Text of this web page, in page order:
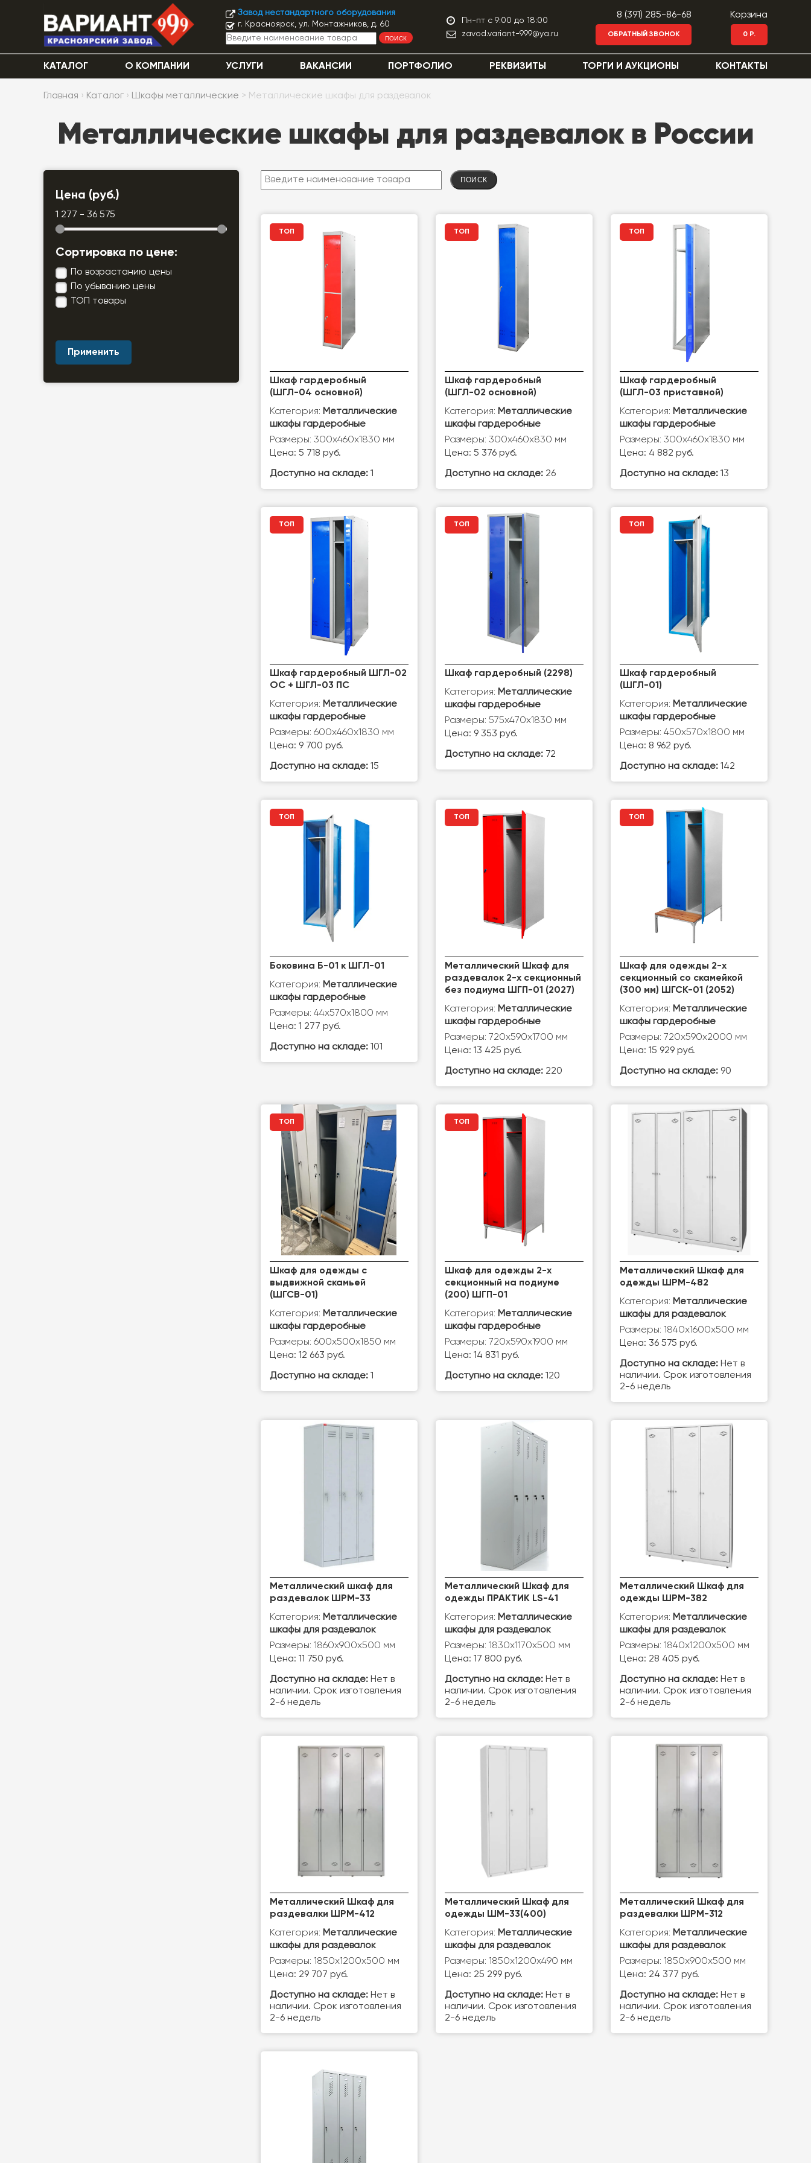
Завод нестандартного оборудования
г. Красноярск, ул. Монтажников, д. 60
ПОИСК
Пн-пт с 9:00 до 18:00
zavod.variant-999@ya.ru
8 (391) 285-86-68
ОБРАТНЫЙ ЗВОНОК
Корзина
0 Р.
КАТАЛОГ О КОМПАНИИ УСЛУГИ ВАКАНСИИ ПОРТФОЛИО РЕКВИЗИТЫ ТОРГИ И АУКЦИОНЫ КОНТАКТЫ
Главная › Каталог › Шкафы металлические > Металлические шкафы для раздевалок
Металлические шкафы для раздевалок в России
Цена (руб.)
1 277 - 36 575
Сортировка по цене:
По возрастанию цены
По убыванию цены
ТОП товары
ПОИСК
ТОП
Шкаф гардеробный
(ШГЛ-04 основной)
Категория: Металлические
шкафы гардеробные
Размеры: 300х460х1830 мм
Цена: 5 718 руб.
Доступно на складе: 1
ТОП
Шкаф гардеробный
(ШГЛ-02 основной)
Категория: Металлические
шкафы гардеробные
Размеры: 300x460x830 мм
Цена: 5 376 руб.
Доступно на складе:26
ТОП
Шкаф гардеробный
(ШГЛ-03 приставной)
Категория: Металлические
шкафы гардеробные
Размеры: 300х460х1830 мм
Цена: 4 882 руб.
Доступно на складе:13
ТОП
Шкаф гардеробный ШГЛ-02
ОС + ШГЛ-03 ПС
Категория: Металлические
шкафы гардеробные
Размеры: 600х460х1830 мм
Цена: 9 700 руб.
Доступно на складе: 15
ТОП
Шкаф гардеробный (2298)
Категория: Металлические
шкафы гардеробные
Размеры: 575х470х1830 мм
Цена: 9 353 руб.
Доступно на складе:72
ТОП
Шкаф гардеробный
(ШГЛ-01)
Категория: Металлические
шкафы гардеробные
Размеры: 450х570х1800 мм
Цена: 8 962 руб.
Доступно на складе:142
ТОП
Боковина Б-01 к ШГЛ-01
Категория: Металлические
шкафы гардеробные
Размеры: 44х570х1800 мм
Цена: 1 277 руб.
Доступно на складе: 101
ТОП
Металлический Шкаф для
раздевалок 2-х секционный
без подиума ШГП-01 (2027)
Категория: Металлические
шкафы гардеробные
Размеры: 720х590х1700 мм
Цена: 13 425 руб.
Доступно на складе:220
ТОП
Шкаф для одежды 2-х
секционный со скамейкой
(300 мм) ШГСК-01 (2052)
Категория: Металлические
шкафы гардеробные
Размеры: 720х590х2000 мм
Цена: 15 929 руб.
Доступно на складе:90
ТОП
Шкаф для одежды с
выдвижной скамьей
(ШГСВ-01)
Категория: Металлические
шкафы гардеробные
Размеры: 600x500x1850 мм
Цена: 12 663 руб.
Доступно на складе: 1
ТОП
Шкаф для одежды 2-х
секционный на подиуме
(200) ШГП-01
Категория: Металлические
шкафы гардеробные
Размеры: 720х590х1900 мм
Цена: 14 831 руб.
Доступно на складе:120
Металлический Шкаф для
одежды ШРМ-482
Категория: Металлические
шкафы для раздевалок
Размеры: 1840х1600х500 мм
Цена: 36 575 руб.
Доступно на складе:Нет в
наличии. Срок изготовления
2-6 недель
Металлический шкаф для
раздевалок ШРМ-33
Категория: Металлические
шкафы для раздевалок
Размеры: 1860x900x500 мм
Цена: 11 750 руб.
Доступно на складе: Нет в
наличии. Срок изготовления
2-6 недель
Металлический Шкаф для
одежды ПРАКТИК LS-41
Категория: Металлические
шкафы для раздевалок
Размеры: 1830х1170х500 мм
Цена: 17 800 руб.
Доступно на складе:Нет в
наличии. Срок изготовления
2-6 недель
Металлический Шкаф для
одежды ШРМ-382
Категория: Металлические
шкафы для раздевалок
Размеры: 1840х1200х500 мм
Цена: 28 405 руб.
Доступно на складе:Нет в
наличии. Срок изготовления
2-6 недель
Металлический Шкаф для
раздевалки ШРМ-412
Категория: Металлические
шкафы для раздевалок
Размеры: 1850х1200х500 мм
Цена: 29 707 руб.
Доступно на складе: Нет в
наличии. Срок изготовления
2-6 недель
Металлический Шкаф для
одежды ШМ-33(400)
Категория: Металлические
шкафы для раздевалок
Размеры: 1850х1200х490 мм
Цена: 25 299 руб.
Доступно на складе:Нет в
наличии. Срок изготовления
2-6 недель
Металлический Шкаф для
раздевалки ШРМ-312
Категория: Металлические
шкафы для раздевалок
Размеры: 1850х900х500 мм
Цена: 24 377 руб.
Доступно на складе:Нет в
наличии. Срок изготовления
2-6 недель